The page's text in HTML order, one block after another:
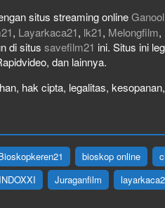
situs streaming onlineGanool
, Layarkaca21, lk21, Melongfilm,
di situs savefilm21 ini. Situs ini
dan lainnya.
hak cipta, legalitas,
bioskop online
INDOXXI Juraganfilm